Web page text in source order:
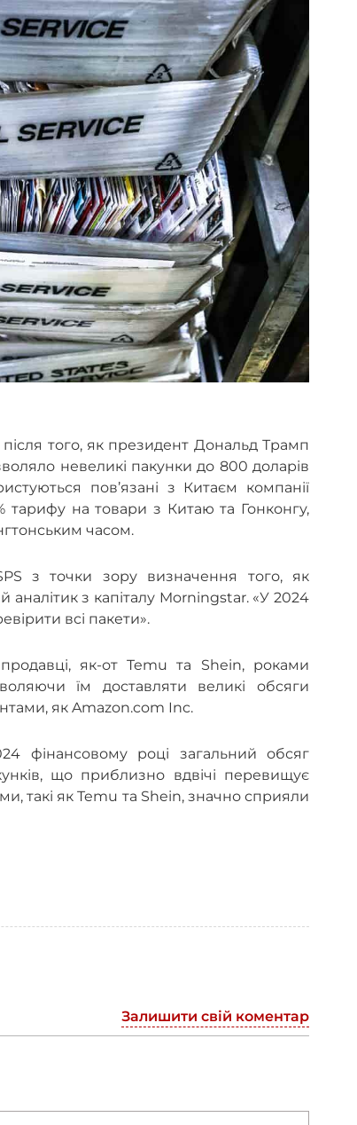
того, як президент Дональд Трамп
невеликі пакунки до 800 доларів
пов’язані з Китаєм компанії
тарифу на товари з Китаю та Гонконгу,
часом.
з точки зору визначення того, як
аналітик з капіталу Morningstar. «У 2024
всі пакети».
як-от Temu та Shein, роками
їм доставляти великі обсяги
як Amazon.com Inc.
фінансовому році загальний обсяг
що приблизно вдвічі перевищує
такі як Temu та Shein, значно сприяли
Залишити свій коментар